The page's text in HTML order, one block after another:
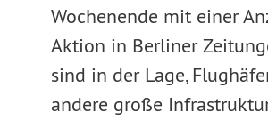
Wochenende mit einer
Aktion in Berliner
sind in der Lage,
andere große